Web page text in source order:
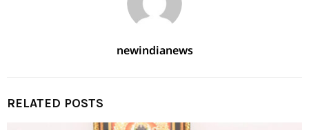
newindianews
RELATED POSTS